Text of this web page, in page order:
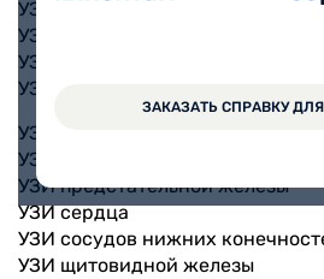
ЗАКАЗАТЬ СПРАВКУ
УЗИ коленного сустава
УЗИ молочных желез
УЗИ мочевого пузыря
УЗИ органов малого таза
УЗИ поджелудочной железы
УЗИ почек
УЗИ предстательной железы
УЗИ сердца
УЗИ сосудов нижних
УЗИ щитовидной железы